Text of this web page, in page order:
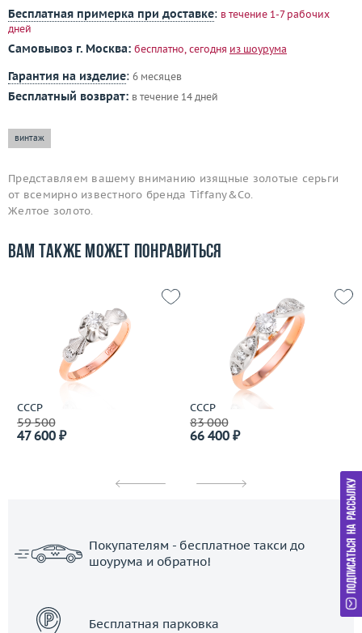
Бесплатная примерка при доставке: в течение 1-7 рабочих
дней
Самовывоз г. Москва: бесплатно, сегодня из шоурума
Гарантия на изделие: 6 месяцев
Бесплатный возврат: в течение 14 дней
винтаж
Представляем вашему вниманию изящные золотые серьги
от всемирно известного бренда Tiffany&Co.
Желтое золото.
Вам также может понравиться
СССР
59 500
47 600 ₽
СССР
83 000
66 400 ₽
Покупателям - бесплатное такси до
шоурума и обратно!
Бесплатная парковка